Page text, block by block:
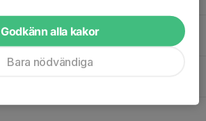
Godkänn alla kakor
Bara nödvändiga